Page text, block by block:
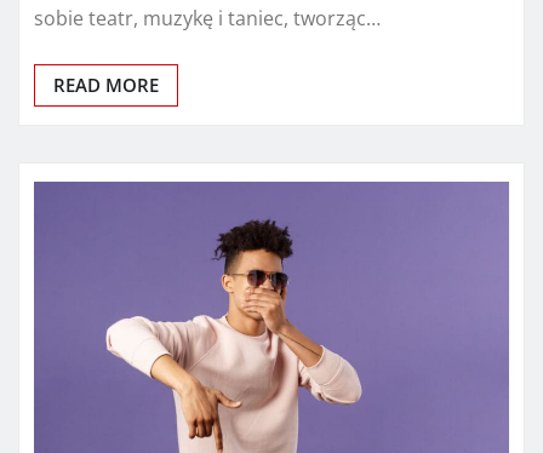
sobie teatr, muzykę i taniec, tworząc…
READ MORE